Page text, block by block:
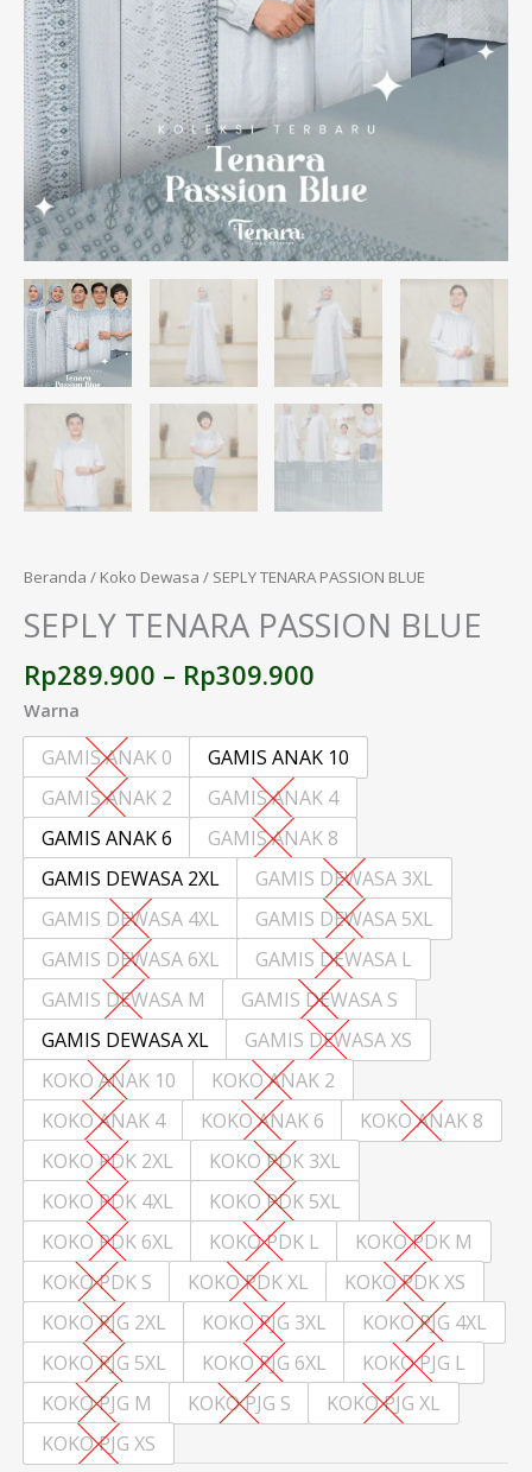
Beranda / Koko Dewasa / SEPLY TENARA PASSION BLUE
SEPLY TENARA PASSION BLUE
Rp289.900 – Rp309.900
Warna
GAMIS ANAK 0
GAMIS ANAK 10
GAMIS ANAK 2
GAMIS ANAK 4
GAMIS ANAK 6
GAMIS ANAK 8
GAMIS DEWASA 2XL
GAMIS DEWASA 3XL
GAMIS DEWASA 4XL
GAMIS DEWASA 5XL
GAMIS DEWASA 6XL
GAMIS DEWASA L
GAMIS DEWASA M
GAMIS DEWASA S
GAMIS DEWASA XL
GAMIS DEWASA XS
KOKO ANAK 10
KOKO ANAK 2
KOKO ANAK 4
KOKO ANAK 6
KOKO ANAK 8
KOKO PDK 2XL
KOKO PDK 3XL
KOKO PDK 4XL
KOKO PDK 5XL
KOKO PDK 6XL
KOKO PDK L
KOKO PDK M
KOKO PDK S
KOKO PDK XL
KOKO PDK XS
KOKO PJG 2XL
KOKO PJG 3XL
KOKO PJG 4XL
KOKO PJG 5XL
KOKO PJG 6XL
KOKO PJG L
KOKO PJG M
KOKO PJG S
KOKO PJG XL
KOKO PJG XS